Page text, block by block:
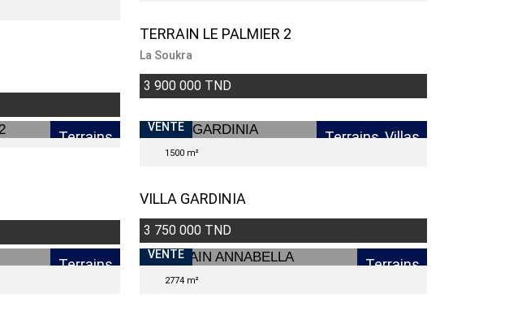
TERRAIN LE PALMIER 2
La Soukra
3 900 000 TND
Terrains
VENTE
Terrains, Villas
1500 m²
VILLA GARDINIA
3 750 000 TND
Terrains
VENTE
Terrains
2774 m²